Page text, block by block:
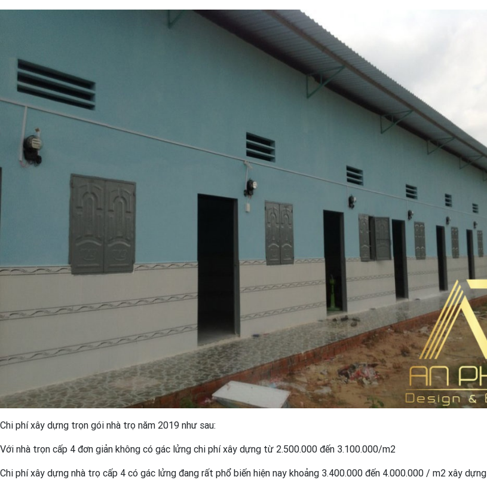
Chi phí xây dựng trọn gói nhà trọ năm 2019 như sau:
Với nhà trọn cấp 4 đơn giản không có gác lửng chi phí xây dựng từ 2.500.000 đến 3.100.000/m2
Chi phí xây dựng nhà trọ cấp 4 có gác lửng đang rất phổ biến hiện nay khoảng 3.400.000 đến 4.000.000 / m2 xây dựng